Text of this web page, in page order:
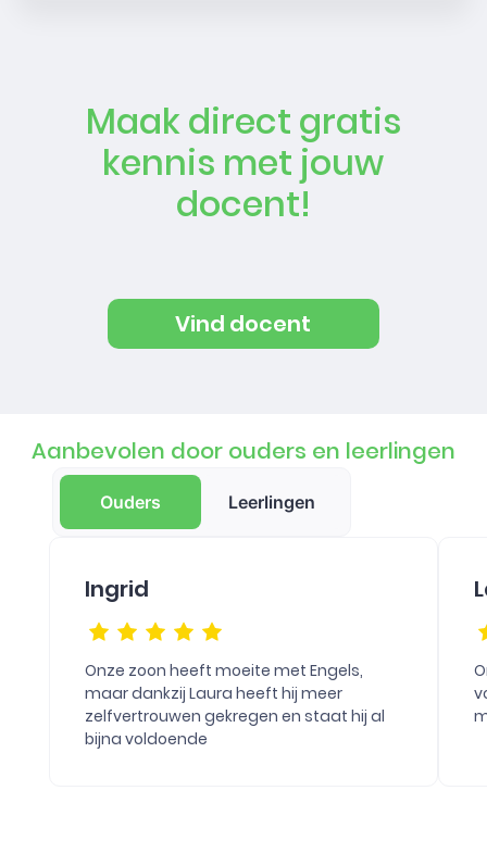
Maak direct gratis
kennis met jouw
docent!
Vind docent
Aanbevolen door ouders en leerlingen
Ouders Leerlingen
Ingrid
Onze zoon heeft moeite met Engels,
maar dankzij Laura heeft hij meer
zelfvertrouwen gekregen en staat hij al
bijna voldoende